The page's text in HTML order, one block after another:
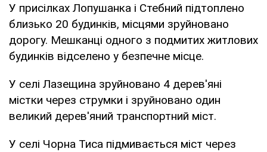
У присілках Лопушанка і Стебний підтоплено
близько 20 будинків, місцями зруйновано
дорогу. Мешканці одного з подмитих житлових
будинків відселено у безпечне місце.
У селі Лазещина зруйновано 4 дерев'яні
містки через струмки і зруйновано один
великий дерев'яний транспортний міст.
У селі Чорна Тиса підмивається міст через